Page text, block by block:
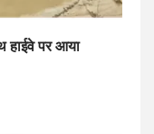
हाईवे पर आया